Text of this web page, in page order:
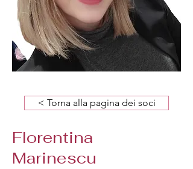
< Torna alla pagina dei soci
Florentina
Marinescu